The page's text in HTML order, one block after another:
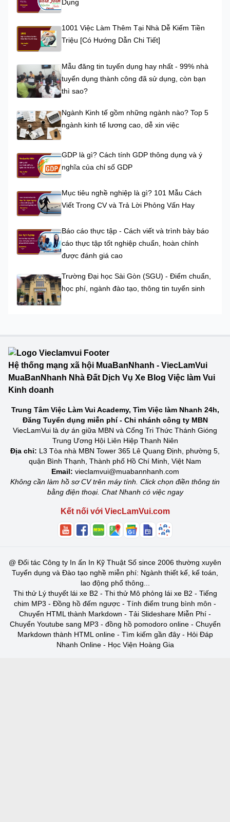
Dụng
1001 Việc Làm Thêm Tại Nhà Dễ Kiếm Tiền
Triệu [Có Hướng Dẫn Chi Tiết]
Mẫu đăng tin tuyển dụng hay nhất - 99% nhà
tuyển dụng thành công đã sử dụng, còn bạn
thì sao?
Ngành Kinh tế gồm những ngành nào? Top 5
ngành kinh tế lương cao, dễ xin việc
GDP là gì? Cách tính GDP thông dụng và ý
nghĩa của chỉ số GDP
Mục tiêu nghề nghiệp là gì? 101 Mẫu Cách
Viết Trong CV và Trả Lời Phỏng Vấn Hay
Báo cáo thực tập - Cách viết và trình bày báo
cáo thực tập tốt nghiệp chuẩn, hoàn chỉnh
được đánh giá cao
Trường Đại học Sài Gòn (SGU) - Điểm chuẩn,
học phí, ngành đào tạo, thông tin tuyển sinh
Hệ thống mạng xã hội MuaBanNhanh - ViecLamVui
MuaBanNhanh Nhà Đất Dịch Vụ Xe Blog Việc làm Vui
Kinh doanh
Trung Tâm Việc Làm Vui Academy, Tìm Việc làm Nhanh 24h,
Đăng Tuyển dụng miễn phí - Chi nhánh công ty MBN
ViecLamVui là dự án giữa MBN và Cổng Tri Thức Thánh Gióng
Trung Ương Hội Liên Hiệp Thanh Niên
Địa chỉ: L3 Tòa nhà MBN Tower 365 Lê Quang Định, phường 5,
quận Bình Thạnh, Thành phố Hồ Chí Minh, Việt Nam
Email: vieclamvui@muabannhanh.com
Không cần làm hồ sơ CV trên máy tính. Click chọn điền thông tin
bằng điện thoại. Chat Nhanh có việc ngay
Kết nối với ViecLamVui.com
@ Đối tác Công ty In ấn In Kỹ Thuật Số since 2006 thường xuyên
Tuyển dụng và Đào tạo nghề miễn phí: Ngành thiết kế, kế toán,
lao động phổ thông...
Thi thử Lý thuyết lái xe B2 - Thi thử Mô phỏng lái xe B2 - Tiếng
chim MP3 - Đồng hồ đếm ngược - Tính điểm trung bình môn -
Chuyển HTML thành Markdown - Tải Slideshare Miễn Phí -
Chuyển Youtube sang MP3 - đồng hồ pomodoro online- Chuyển
Markdown thành HTML online- Tìm kiếm gần đây- Hỏi Đáp
Nhanh Online- Học Viện Hoàng Gia